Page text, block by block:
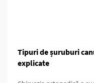
Tipuri de șuruburi
explicate